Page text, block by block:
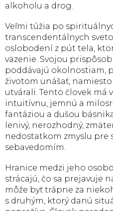
alkoholu a drog.
Veľmi túžia po
transcendentálnych
oslobodení z pút tela,
väzenie. Svojou
poddávajú okolnostiam,
životom unášať,
utvárali. Tento človek má
intuitívnu, jemnú a
fantáziou a dušou
lenivý, nerozhodný,
nedostatkom zmyslu pre
sebavedomím.
Hranice medzi jeho
strácajú, čo sa prejavuje
môže byť trápne za
s druhým, ktorý danú